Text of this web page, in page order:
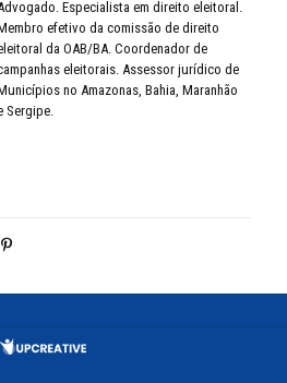
Especialista em direito eleitoral.
efetivo da comissão de direito
da OAB/BA. Coordenador de
eleitorais. Assessor jurídico de
no Amazonas, Bahia, Maranhão
Sergipe.